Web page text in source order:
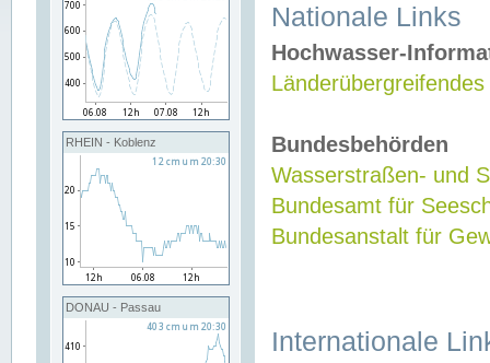
RHEIN - Koblenz
DONAU - Passau
Nationale Links
Hochwasser-
Bundesbehörden
Wasserstraßen- und
Bundesamt für
Bundesanstalt für
Internationale